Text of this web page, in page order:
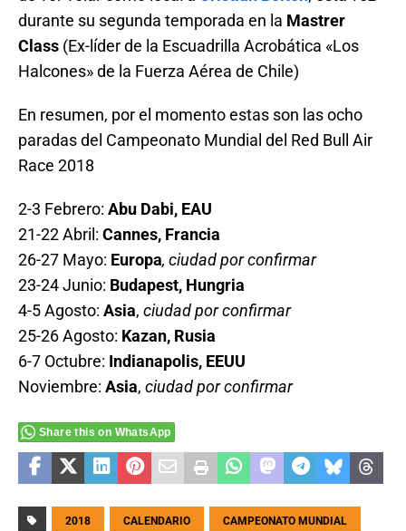
durante su segunda temporada en la Mastrer
Class (Ex-líder de la Escuadrilla Acrobática «Los
Halcones» de la Fuerza Aérea de Chile)
En resumen, por el momento estas son las ocho
paradas del Campeonato Mundial del Red Bull Air
Race 2018
2-3 Febrero: Abu Dabi, EAU
21-22 Abril: Cannes, Francia
26-27 Mayo: Europa, ciudad por confirmar
23-24 Junio: Budapest, Hungria
4-5 Agosto: Asia, ciudad por confirmar
25-26 Agosto: Kazan, Rusia
6-7 Octubre: Indianapolis, EEUU
Noviembre: Asia, ciudad por confirmar
Share this on WhatsApp
2018 CALENDARIO CAMPEONATO MUNDIAL